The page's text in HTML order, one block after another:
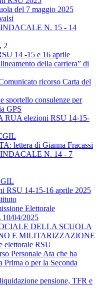
del 7 maggio 2025
N. 15 - 14
2
14 -15 e 16 aprile
della carriera” di
ricorso Carta del
sportello consulenze per
GPS
RUA elezioni RSU 14-15-
lettera di Gianna Fracassi
N. 14 - 7
RSU 14-15-16 aprile 2025
Elettorale
10/04/2025
DELLA SCUOLA
E MILITARIZZAZIONE
elettorale RSU
Personale Ata che ha
Prima o per la Seconda
pensione, TFR e